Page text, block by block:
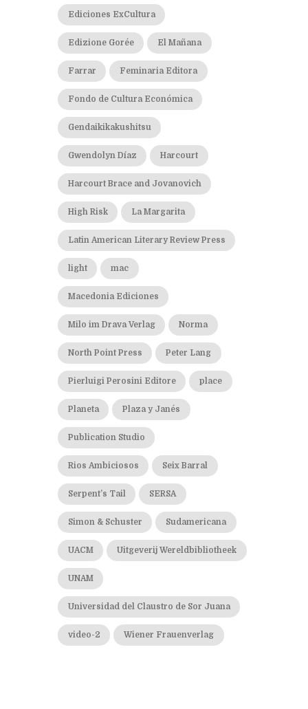
Ediciones ExCultura
Edizione Gorée El Mañana
Farrar Feminaria Editora
Fondo de Cultura Económica
Gendaikikakushitsu
Gwendolyn Díaz Harcourt
Harcourt Brace and Jovanovich
High Risk La Margarita
Latin American Literary Review Press
light mac
Macedonia Ediciones
Milo im Drava Verlag Norma
North Point Press Peter Lang
Pierluigi Perosini Editore place
Planeta Plaza y Janés
Publication Studio
Rios Ambiciosos Seix Barral
Serpent’s Tail SERSA
Simon & Schuster Sudamericana
UACM Uitgeverij Wereldbibliotheek
UNAM
Universidad del Claustro de Sor Juana
video-2 Wiener Frauenverlag